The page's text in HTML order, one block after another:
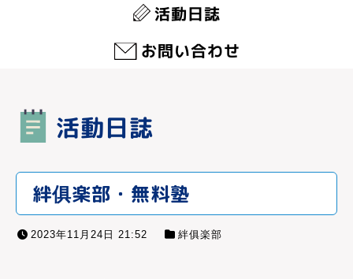
活動日誌
お問い合わせ
活動日誌
絆俱楽部・無料塾
2023年11月24日 21:52 絆俱楽部